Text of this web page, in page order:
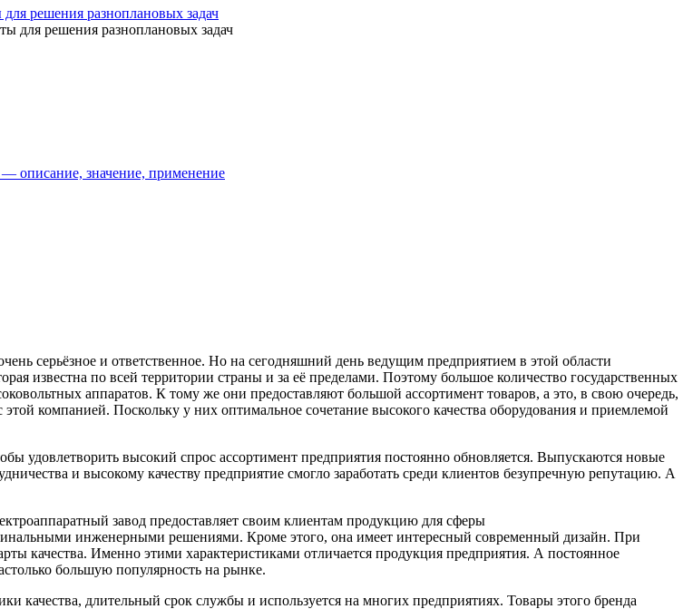
решения разноплановых задач
— описание, значение, применение
серьёзное и ответственное. Но на сегодняшний день ведущим предприятием в этой области
известна по всей территории страны и за её пределами. Поэтому большое количество государственных
аппаратов. К тому же они предоставляют большой ассортимент товаров, а это, в свою очередь,
компанией. Поскольку у них оптимальное сочетание высокого качества оборудования и приемлемой
удовлетворить высокий спрос ассортимент предприятия постоянно обновляется. Выпускаются новые
и высокому качеству предприятие смогло заработать среди клиентов безупречную репутацию. А
завод предоставляет своим клиентам продукцию для сферы
инженерными решениями. Кроме этого, она имеет интересный современный дизайн. При
качества. Именно этими характеристиками отличается продукция предприятия. А постоянное
большую популярность на рынке.
качества, длительный срок службы и используется на многих предприятиях. Товары этого бренда